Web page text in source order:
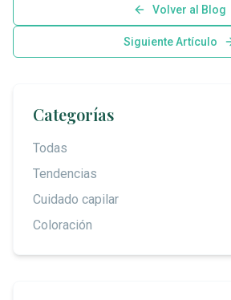
Volver al Blog
Siguiente Artículo
Categorías
Todas
Tendencias
Cuidado capilar
Coloración